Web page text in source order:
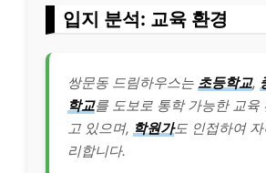
입지 분석: 교육 환경
쌍문동 드림하우스는 초등학교,
학교를 도보로 통학 가능한 교육
고 있으며, 학원가도 인접하여
리합니다.